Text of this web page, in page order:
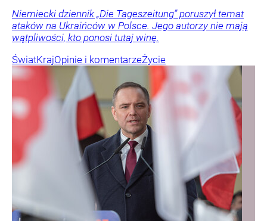
Niemiecki dziennik „Die Tageszeitung” poruszył temat
ataków na Ukraińców w Polsce. Jego autorzy nie mają
wątpliwości, kto ponosi tutaj winę.
ŚwiatKrajOpinie i komentarzeŻycie